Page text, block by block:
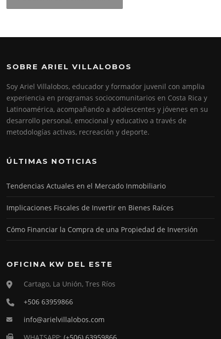
SOBRE ARIEL VILLALOBOS
Soy Ariel Villalobos, educador y formador juvenil con amplia
experiencia en programas sociocomunitarios en Costa Rica y
Latinoamérica, acompañando a adolescentes y jóvenes en su
desarrollo personal, emocional y educativo a través de
metodologías activas, recreación y deporte.
ÚLTIMAS NOTICIAS
Tendencias Actuales en el Mercado Inmobiliario
Implicaciones Fiscales de Invertir en Bienes Raíces
Cómo Financiar la Compra de una Propiedad de Inversión
OFICINA KW DEL ESTE
Cartago, La Unión, Tres Ríos
+506 63959866
info@arielvillalobos.com